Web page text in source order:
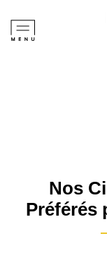
Nos
Préférés